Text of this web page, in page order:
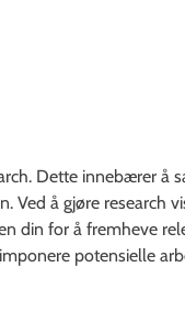
Dette innebærer å
Ved å gjøre research
din for å fremheve
potensielle